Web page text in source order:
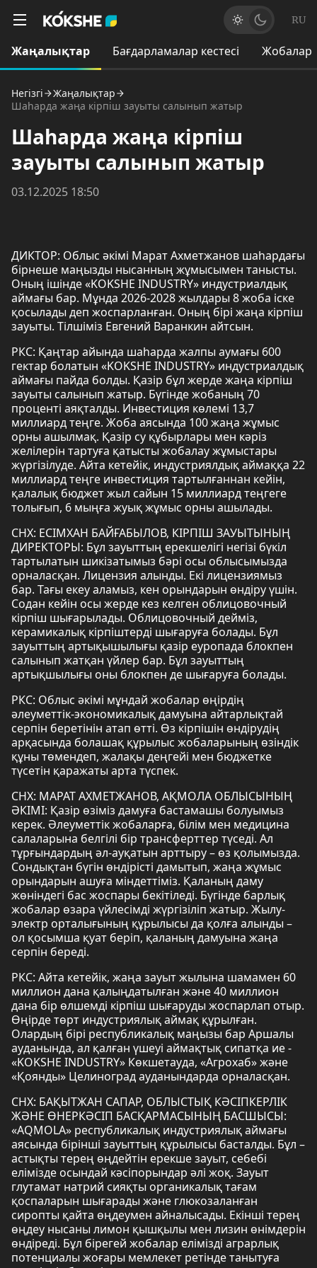
RU
Жаңалықтар Бағдарламалар кестесі Жобалар
Негізгі
Жаңалықтар
Шаһарда жаңа кірпіш зауыты салынып жатыр
Шаһарда жаңа кірпіш
зауыты салынып жатыр
03.12.2025 18:50
ДИКТОР: Облыс әкімі Марат Ахметжанов шаһардағы
бірнеше маңызды нысанның жұмысымен танысты.
Оның ішінде «KOKSHE INDUSTRY» индустриалдық
аймағы бар. Мұнда 2026-2028 жылдары 8 жоба іске
қосылады деп жоспарланған. Оның бірі жаңа кірпіш
зауыты. Тілшіміз Евгений Варанкин айтсын.
РКС: Қаңтар айында шаһарда жалпы аумағы 600
гектар болатын «KOKSHE INDUSTRY» индустриалдық
аймағы пайда болды. Қазір бұл жерде жаңа кірпіш
зауыты салынып жатыр. Бүгінде жобаның 70
проценті аяқталды. Инвестиция көлемі 13,7
миллиард теңге. Жоба аясында 100 жаңа жұмыс
орны ашылмақ. Қазір су құбырлары мен кәріз
желілерін тартуға қатысты жобалау жұмыстары
жүргізілуде. Айта кетейік, индустриялдық аймаққа 22
миллиард теңге инвестиция тартылғаннан кейін,
қалалық бюджет жыл сайын 15 миллиард теңгеге
толығып, 6 мыңға жуық жұмыс орны ашылады.
СНХ: ЕСІМХАН БАЙҒАБЫЛОВ, КІРПІШ ЗАУЫТЫНЫҢ
ДИРЕКТОРЫ: Бұл зауыттың ерекшелігі негізі бүкіл
тартылатын шикізатымыз бәрі осы облысымызда
орналасқан. Лицензия алынды. Екі лицензиямыз
бар. Тағы екеу аламыз, кен орындарын өндіру үшін.
Содан кейін осы жерде кез келген облицовочный
кірпіш шығарылады. Облицовочный дейміз,
керамикалық кірпіштерді шығаруға болады. Бұл
зауыттың артықышылығы қазір еуропада блокпен
салынып жатқан үйлер бар. Бұл зауыттың
артықшылығы оны блокпен де шығаруға болады.
РКС: Облыс әкімі мұндай жобалар өңірдің
әлеуметтік-экономикалық дамуына айтарлықтай
серпін беретінін атап өтті. Өз кірпішін өндірудің
арқасында болашақ құрылыс жобаларының өзіндік
құны төмендеп, жалақы деңгейі мен бюджетке
түсетін қаражаты арта түспек.
СНХ: МАРАТ АХМЕТЖАНОВ, АҚМОЛА ОБЛЫСЫНЫҢ
ӘКІМІ: Қазір өзіміз дамуға бастамашы болуымыз
керек. Әлеуметтік жобаларға, білім мен медицина
салаларына белгілі бір трансферттер түседі. Ал
тұрғындардың әл-ауқатын арттыру – өз қолымызда.
Сондықтан бүгін өндірісті дамытып, жаңа жұмыс
орындарын ашуға міндеттіміз. Қаланың даму
жөніндегі бас жоспары бекітіледі. Бүгінде барлық
жобалар өзара үйлесімді жүргізіліп жатыр. Жылу-
электр орталығының құрылысы да қолға алынды –
ол қосымша қуат беріп, қаланың дамуына жаңа
серпін береді.
РКС: Айта кетейік, жаңа зауыт жылына шамамен 60
миллион дана қалыңдатылған және 40 миллион
дана бір өлшемді кірпіш шығаруды жоспарлап отыр.
Өңірде төрт индустриялық аймақ құрылған.
Олардың бірі республикалық маңызы бар Аршалы
ауданында, ал қалған үшеуі аймақтық сипатқа ие -
«KOKSHE INDUSTRY» Көкшетауда, «Агрохаб» және
«Қоянды» Целиноград ауданындарда орналасқан.
СНХ: БАҚЫТЖАН САПАР, ОБЛЫСТЫҚ КӘСІПКЕРЛІК
ЖӘНЕ ӨНЕРКӘСІП БАСҚАРМАСЫНЫҢ БАСШЫСЫ:
«AQMOLA» республикалық индустриялық аймағы
аясында бірінші зауыттың құрылысы басталды. Бұл –
астықты терең өңдейтін ерекше зауыт, себебі
елімізде осындай кәсіпорындар әлі жоқ. Зауыт
глутамат натрий сияқты органикалық тағам
қоспаларын шығарады және глюкозаланған
сиропты қайта өңдеумен айналысады. Екінші терең
өңдеу нысаны лимон қышқылы мен лизин өнімдерін
өндіреді. Бұл бірегей жобалар елімізді аграрлық
потенциалы жоғары мемлекет ретінде танытуға